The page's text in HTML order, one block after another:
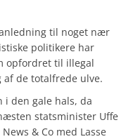
til noget nær
politikere har
opfordret til illegal
de totalfrede ulve.
i den gale hals, da
statsminister Uffe
& Co med Lasse